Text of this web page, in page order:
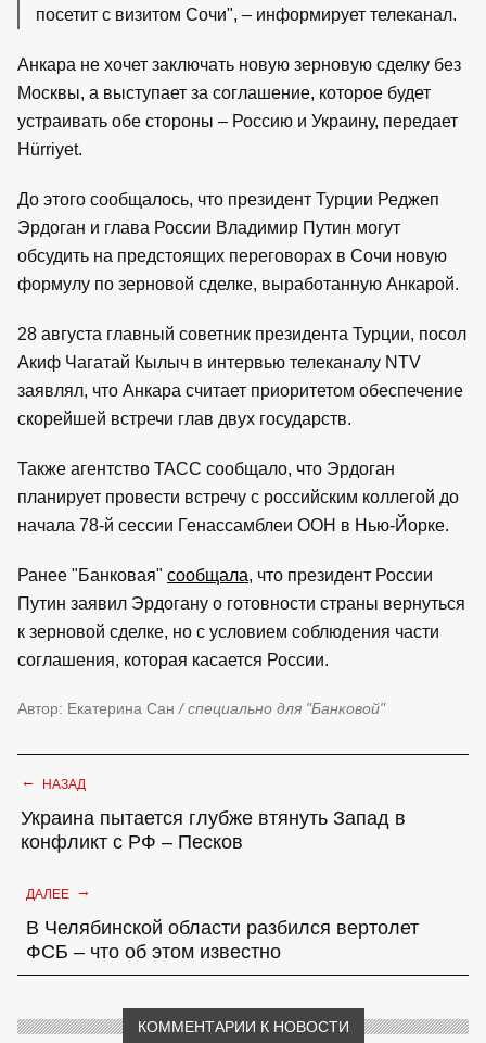
посетит с визитом Сочи", – информирует телеканал.
Анкара не хочет заключать новую зерновую сделку без
Москвы, а выступает за соглашение, которое будет
устраивать обе стороны – Россию и Украину, передает
Hürriyet.
До этого сообщалось, что президент Турции Реджеп
Эрдоган и глава России Владимир Путин могут
обсудить на предстоящих переговорах в Сочи новую
формулу по зерновой сделке, выработанную Анкарой.
28 августа главный советник президента Турции, посол
Акиф Чагатай Кылыч в интервью телеканалу NTV
заявлял, что Анкара считает приоритетом обеспечение
скорейшей встречи глав двух государств.
Также агентство ТАСС сообщало, что Эрдоган
планирует провести встречу с российским коллегой до
начала 78-й сессии Генассамблеи ООН в Нью-Йорке.
Ранее "Банковая" сообщала, что президент России
Путин заявил Эрдогану о готовности страны вернуться
к зерновой сделке, но с условием соблюдения части
соглашения, которая касается России.
Автор: Екатерина Сан / специально для "Банковой"
← НАЗАД
Украина пытается глубже втянуть Запад в
конфликт с РФ – Песков
ДАЛЕЕ →
В Челябинской области разбился вертолет
ФСБ – что об этом известно
КОММЕНТАРИИ К НОВОСТИ